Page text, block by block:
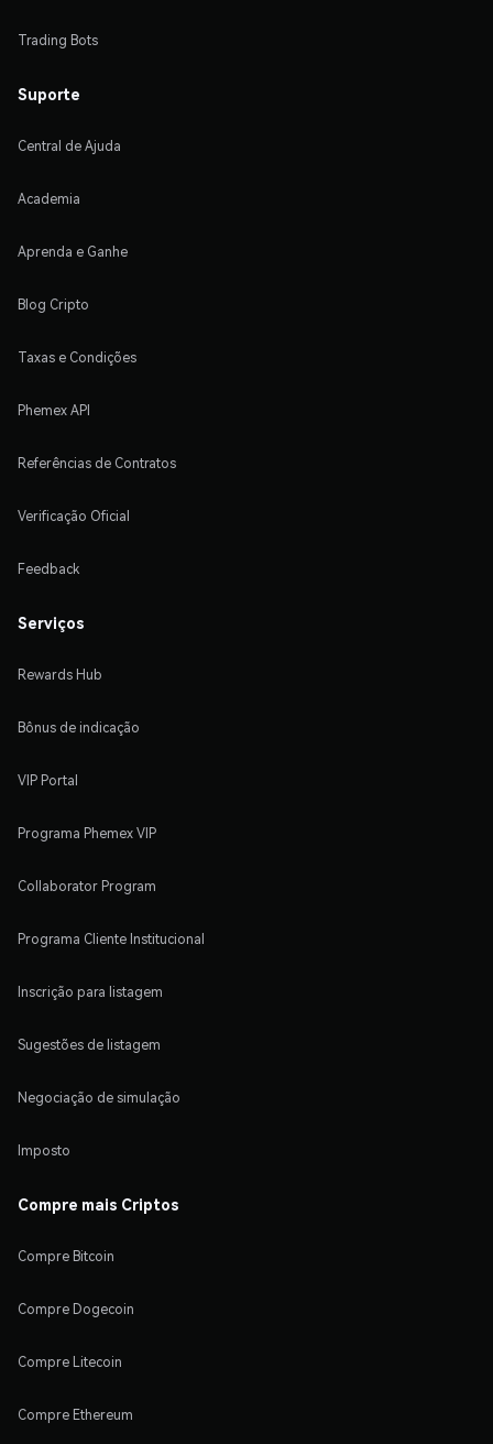
Trading Bots
Suporte
Central de Ajuda
Academia
Aprenda e Ganhe
Blog Cripto
Taxas e Condições
Phemex API
Referências de Contratos
Verificação Oficial
Feedback
Serviços
Rewards Hub
Bônus de indicação
VIP Portal
Programa Phemex VIP
Collaborator Program
Programa Cliente Institucional
Inscrição para listagem
Sugestões de listagem
Negociação de simulação
Imposto
Compre mais Criptos
Compre Bitcoin
Compre Dogecoin
Compre Litecoin
Compre Ethereum